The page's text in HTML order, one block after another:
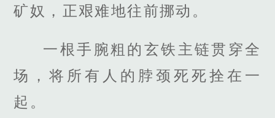
矿奴，正艰难地往前挪动。
一根手腕粗的玄铁主链贯穿全
场，将所有人的脖颈死死拴在一
起。